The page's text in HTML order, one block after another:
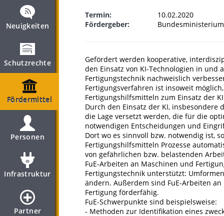
Neuigkeiten
Schutzrechte
Fördermittel
Personen
Infrastruktur
Partner
Termin:
10.02.2020
Fördergeber:
Gefördert werden kooperative,
den Einsatz von KI-Technologien in
Fertigungstechnik nachweislich
Fertigungsverfahren ist insoweit
Fertigungshilfsmitteln zum Einsatz der
Durch den Einsatz der KI,
die Lage versetzt werden, die für die
notwendigen Entscheidungen und
Dort wo es sinnvoll bzw. notwendig ist,
Fertigungshilfsmitteln Prozesse
von gefährlichen bzw. belastenden
FuE-Arbeiten an Maschinen und
Fertigungstechnik unterstützt:
ändern. Außerdem sind FuE-Arbeiten
Fertigung förderfähig.
FuE-Schwerpunkte sind beispielsweise:
- Methoden zur Identifikation eines